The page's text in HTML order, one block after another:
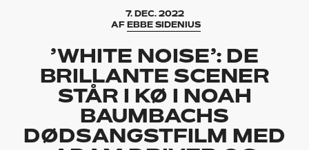
7. DEC. 2022
AFEBBE SIDENIUS
’WHITE NOISE’: DE
BRILLANTE SCENER
STÅR I KØ I NOAH
BAUMBACHS
DØDSANGSTFILM MED